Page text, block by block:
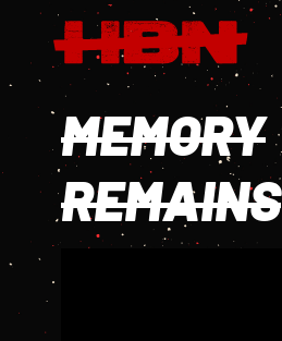
MEMORY
REMAINS